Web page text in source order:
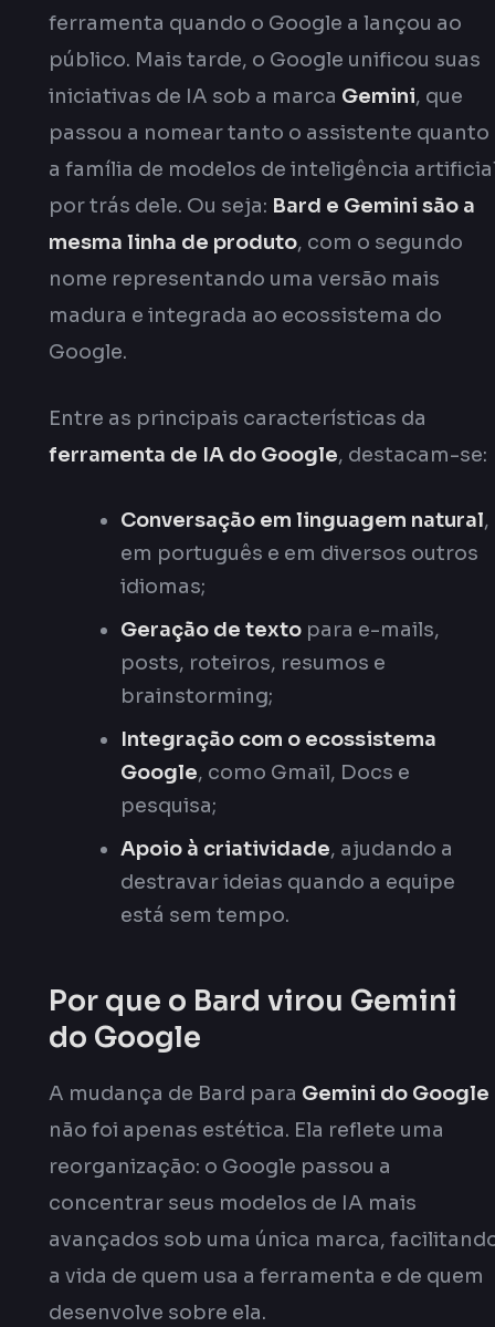
ferramenta quando o Google a lançou ao
público. Mais tarde, o Google unificou suas
iniciativas de IA sob a marca Gemini, que
passou a nomear tanto o assistente quanto
a família de modelos de inteligência
por trás dele. Ou seja: Bard e Gemini são a
mesma linha de produto, com o segundo
nome representando uma versão mais
madura e integrada ao ecossistema do
Google.
Entre as principais características da
ferramenta de IA do Google, destacam-se:
Conversação em linguagem natural,
em português e em diversos outros
idiomas;
Geração de texto para e-mails,
posts, roteiros, resumos e
brainstorming;
Integração com o ecossistema
Google, como Gmail, Docs e
pesquisa;
Apoio à criatividade, ajudando a
destravar ideias quando a equipe
está sem tempo.
Por que o Bard virou Gemini
do Google
A mudança de Bard para Gemini do Google
não foi apenas estética. Ela reflete uma
reorganização: o Google passou a
concentrar seus modelos de IA mais
avançados sob uma única marca,
a vida de quem usa a ferramenta e de quem
desenvolve sobre ela.